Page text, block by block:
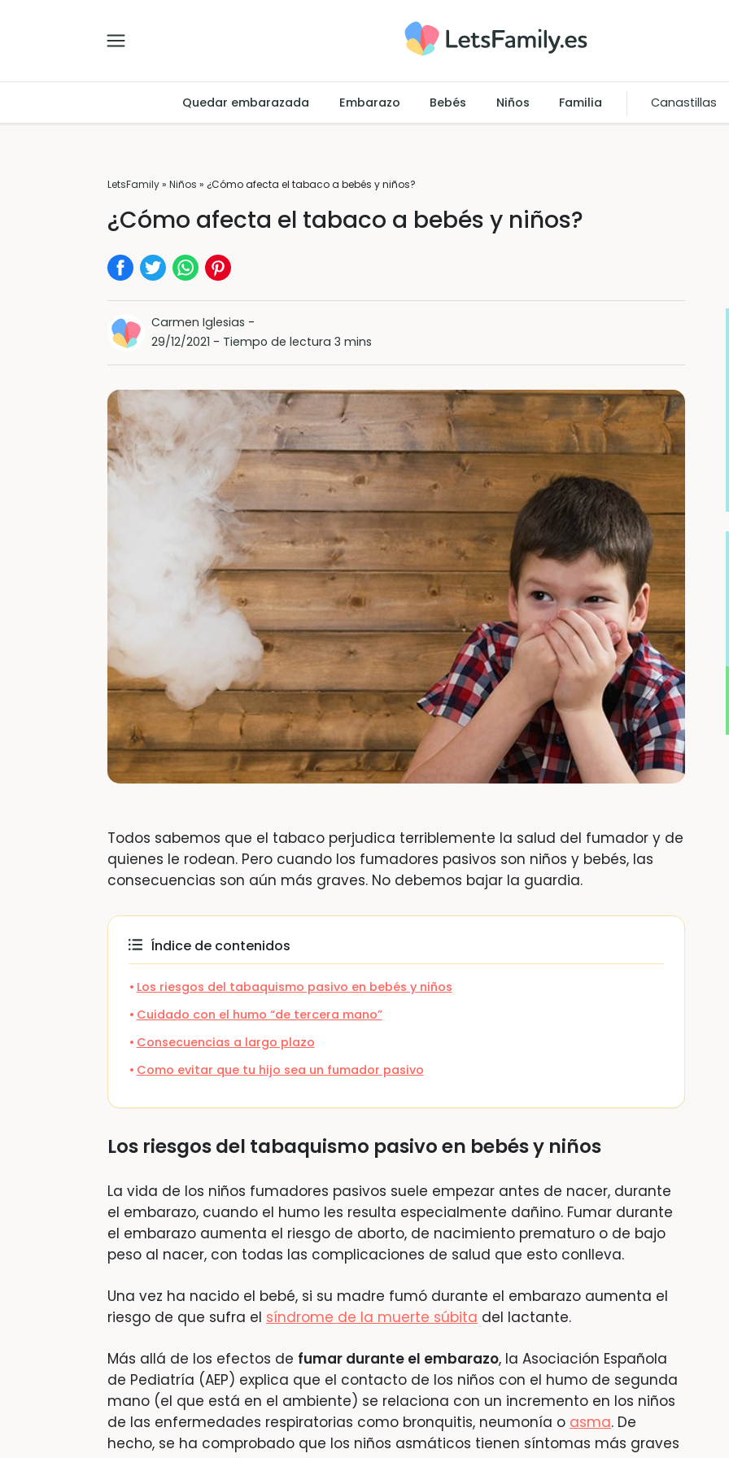
Quedar embarazada Embarazo Bebés Niños Familia Canastillas
LetsFamily» Niños » ¿Cómo afecta el tabaco a bebés y niños?
¿Cómo afecta el tabaco a bebés y niños?
Carmen Iglesias -
29/12/2021 - Tiempo de lectura 3 mins
Todos sabemos que el tabaco perjudica terriblemente la salud del fumador y de
quienes le rodean. Pero cuando los fumadores pasivos son niños y bebés, las
consecuencias son aún más graves. No debemos bajar la guardia.
Índice de contenidos
Los riesgos del tabaquismo pasivo en bebés y niños
Cuidado con el humo “de tercera mano”
Consecuencias a largo plazo
Como evitar que tu hijo sea un fumador pasivo
Los riesgos del tabaquismo pasivo en bebés y niños
La vida de los niños fumadores pasivos suele empezar antes de nacer, durante
el embarazo, cuando el humo les resulta especialmente dañino. Fumar durante
el embarazo aumenta el riesgo de aborto, de nacimiento prematuro o de bajo
peso al nacer, con todas las complicaciones de salud que esto conlleva.
Una vez ha nacido el bebé, si su madre fumó durante el embarazo aumenta el
riesgo de que sufra el síndrome de la muerte súbita del lactante.
Más allá de los efectos de fumar durante el embarazo, la Asociación Española
de Pediatría (AEP) explica que el contacto de los niños con el humo de segunda
mano (el que está en el ambiente) se relaciona con un incremento en los niños
de las enfermedades respiratorias como bronquitis, neumonía o asma. De
hecho, se ha comprobado que los niños asmáticos tienen síntomas más graves